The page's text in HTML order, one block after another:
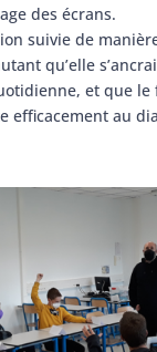
des écrans.
suivie de
qu’elle
et que le
efficacement au